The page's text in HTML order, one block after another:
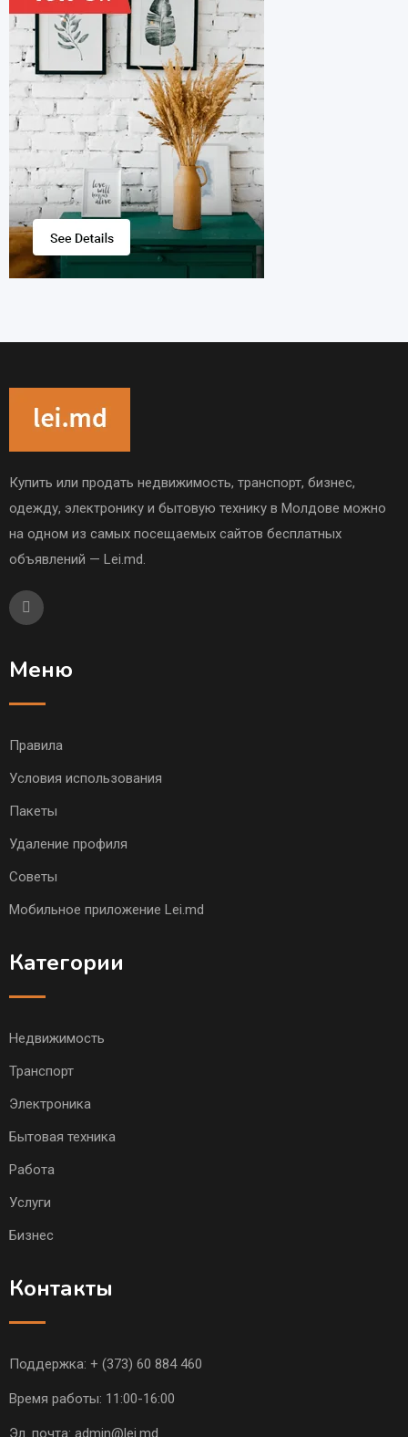
Купить или продать недвижимость, транспорт, бизнес,
одежду, электронику и бытовую технику в Молдове можно
на одном из самых посещаемых сайтов бесплатных
объявлений — Lei.md.
Меню
Правила
Условия использования
Пакеты
Удаление профиля
Советы
Мобильное приложение Lei.md
Категории
Недвижимость
Транспорт
Электроника
Бытовая техника
Работа
Услуги
Бизнес
Контакты
Поддержка: + (373) 60 884 460
Время работы: 11:00-16:00
Эл. почта: admin@lei.md